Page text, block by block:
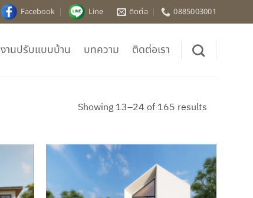
Facebook Line ติดต่อ 0885003001
งานปรับแบบบ้าน บทความ ติดต่อเรา
Showing 13–24 of 165 results